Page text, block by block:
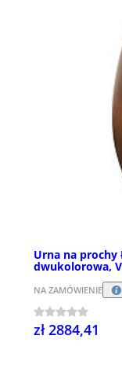
Urna na prochy
dwukolorowa,
NA ZAMÓWIENIE
zł 2884,41